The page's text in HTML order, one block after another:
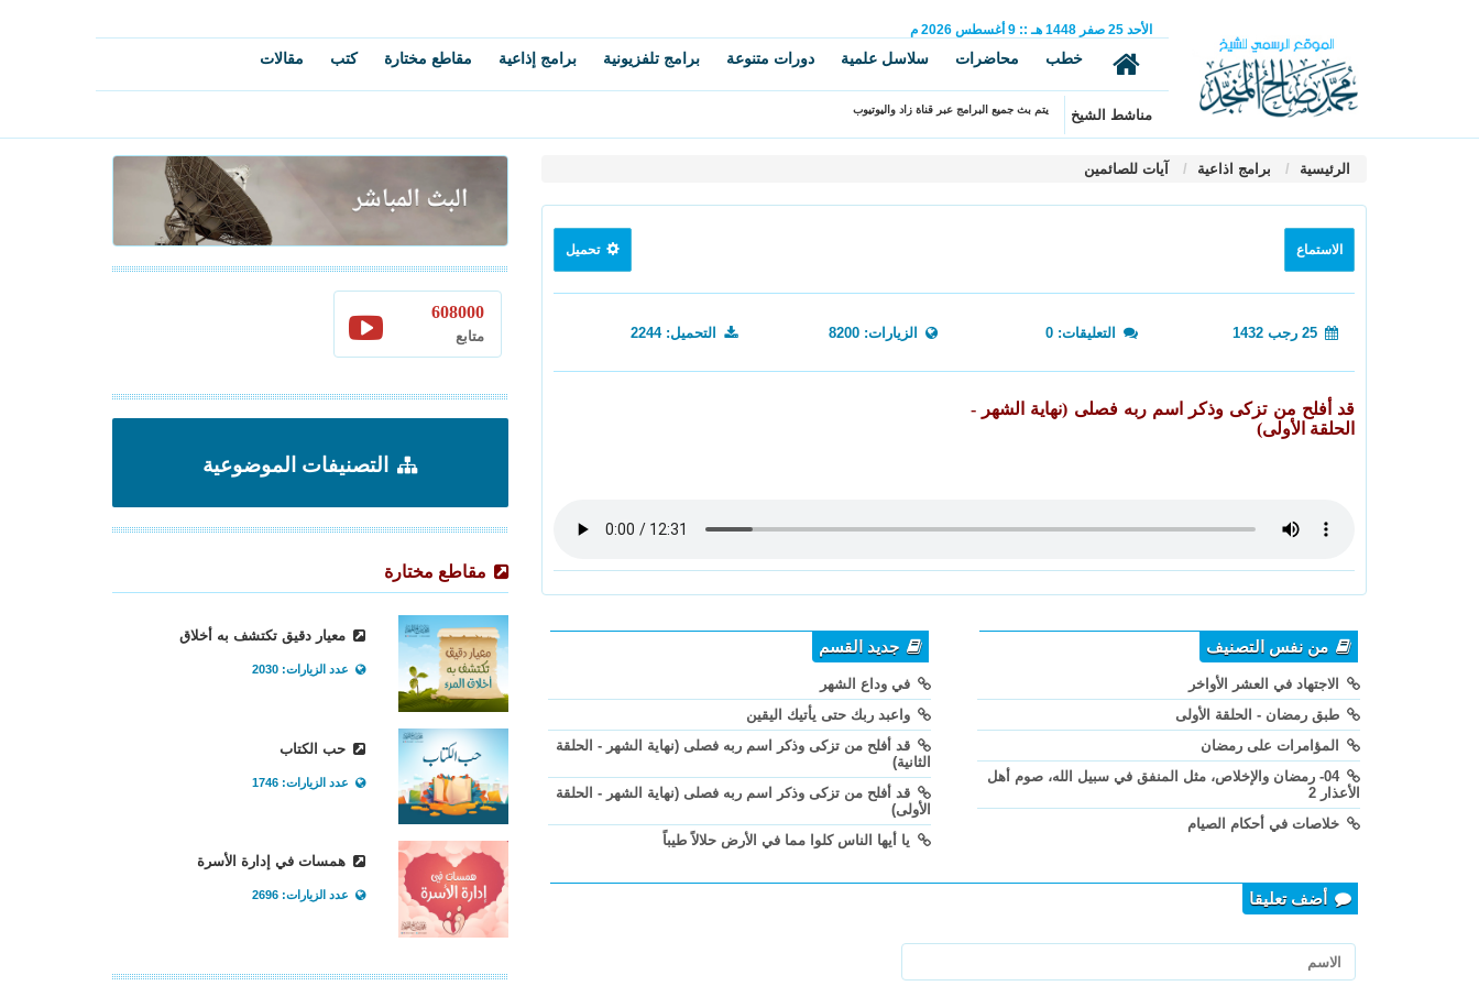
الأحد 25 صفر 1448 هـ ::
9 أغسطس 2026 م
خطب محاضرات سلاسل علمية دورات متنوعة برامج تلفزيونية برامج إذاعية مقاطع مختارة كتب مقالات
مناشط الشيخ يتم بث جميع البرامج عبر قناة زاد واليوتيوب
الرئيسية برامج اذاعية آيات للصائمين
الاستماع تحميل
التعليقات: 0 الزيارات: 8200 التحميل: 2244
قد أفلح من تزكى وذكر اسم ربه فصلى (نهاية الشهر -
الحلقة الأولى)
من نفس التصنيف
الاجتهاد في العشر الأواخر
طبق رمضان - الحلقة الأولى
المؤامرات على رمضان
04- رمضان والإخلاص، مثل المنفق في سبيل الله، صوم أهل
الأعذار 2
خلاصات في أحكام الصيام
جديد القسم
في وداع الشهر
واعبد ربك حتى يأتيك اليقين
قد أفلح من تزكى وذكر اسم ربه فصلى (نهاية الشهر - الحلقة
الثانية)
قد أفلح من تزكى وذكر اسم ربه فصلى (نهاية الشهر - الحلقة
الأولى)
يا أيها الناس كلوا مما في الأرض حلالاً طيباً
أضف تعليقا
608000
متابع
التصنيفات الموضوعية
مقاطع مختارة
معيار دقيق تكتشف به أخلاق
عدد الزيارات: 2030
حب الكتاب
عدد الزيارات: 1746
همسات في إدارة الأسرة
عدد الزيارات: 2696